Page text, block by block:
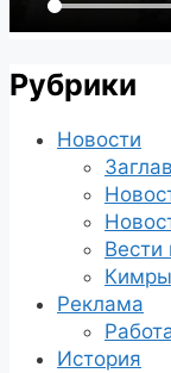
Рубрики
Новости
Вести
Реклама
История